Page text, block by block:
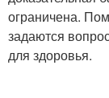
Ходьба для
людей
ограничена.
задаются
для здоровья.